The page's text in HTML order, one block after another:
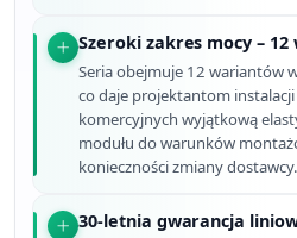
Szeroki zakres mocy –
Seria obejmuje 12 wariantów
co daje projektantom
komercyjnych wyjątkową
modułu do warunków
konieczności zmiany dostawcy.
30-letnia gwarancja